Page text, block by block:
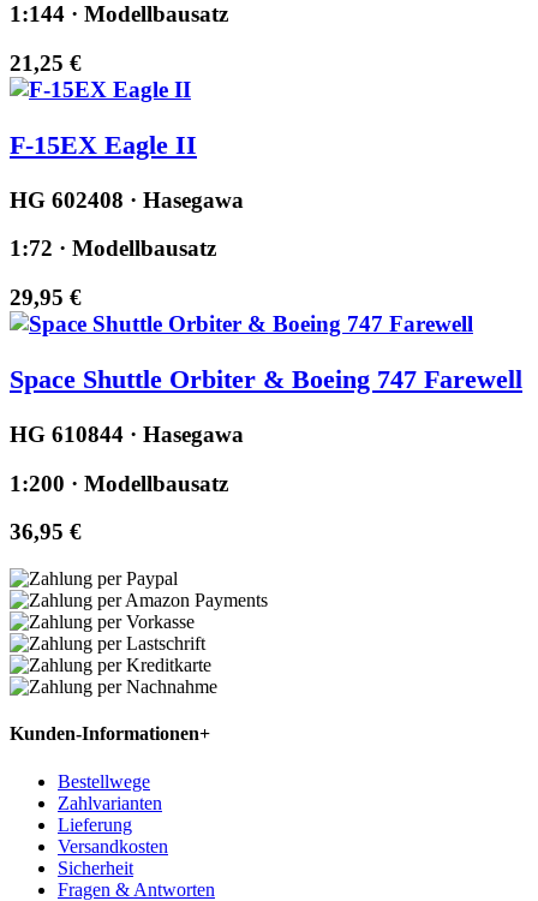
1:144 · Modellbausatz
21,25 €
F-15EX Eagle II
HG 602408 · Hasegawa
1:72 · Modellbausatz
29,95 €
Space Shuttle Orbiter & Boeing 747 Farewell
HG 610844 · Hasegawa
1:200 · Modellbausatz
36,95 €
Kunden-Informationen+
Bestellwege
Zahlvarianten
Lieferung
Versandkosten
Sicherheit
Fragen & Antworten